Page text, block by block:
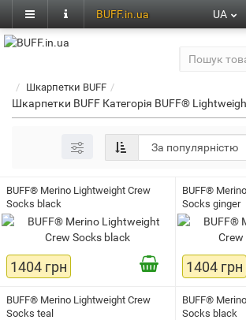
BUFF.in.ua UA
Шкарпетки BUFF
Шкарпетки BUFF Категорія BUFF®
BUFF® Merino Lightweight Crew
Socks black
1404 грн
BUFF®
Socks ginger
1404 грн
BUFF® Merino Lightweight Crew
Socks teal
BUFF®
Socks black